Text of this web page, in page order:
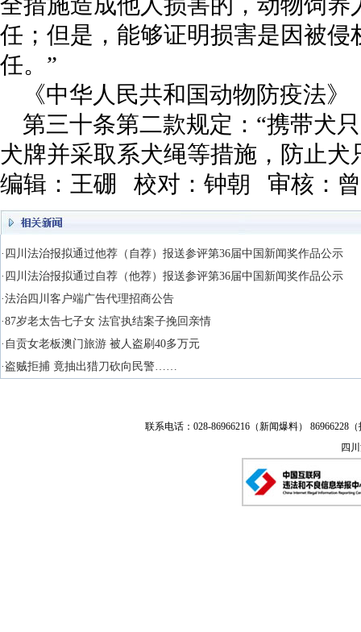
全措施造成他人损害的，动物饲
任；但是，能够证明损害是因被
任。”
《中华人民共和国动物防疫法》
第三十条第二款规定：“携带犬
犬牌并采取系犬绳等措施，防止犬
编辑：王硼 校对：钟朝 审核：
·四川法治报拟通过他荐（自荐）报送参评第36届中国新闻奖作品公示
·四川法治报拟通过自荐（他荐）报送参评第36届中国新闻奖作品公示
·法治四川客户端广告代理招商公告
·87岁老太告七子女 法官执结案子挽回亲情
·自贡女老板澳门旅游 被人盗刷40多万元
·盗贼拒捕 竟抽出猎刀砍向民警……
联系电话：028-86966216（新闻爆料） 86966228
四